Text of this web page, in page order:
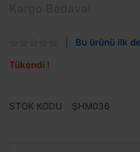
Bu ürünü ilk
Tükendi !
STOK KODU ŞHM036